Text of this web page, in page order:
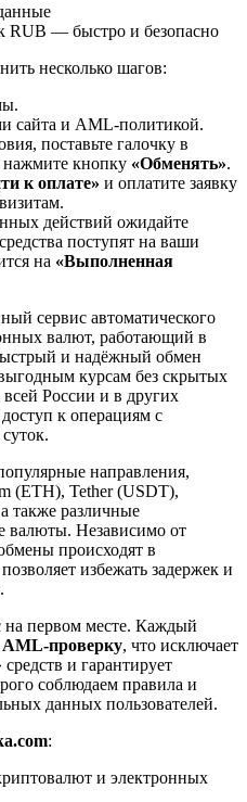
RUB — быстро и безопасно
несколько шагов:
сайта и AML-политикой.
поставьте галочку в
нажмите кнопку «Обменять».
к оплате» и оплатите заявку
действий ожидайте
поступят на ваши
на «Выполненная
сервис автоматического
валют, работающий в
и надёжный обмен
курсам без скрытых
России и в других
к операциям с
направления,
(ETH), Tether (USDT),
также различные
валюты. Независимо от
происходят в
избежать задержек и
на первом месте. Каждый
AML-проверку, что исключает
и гарантирует
соблюдаем правила и
данных пользователей.
:
и электронных